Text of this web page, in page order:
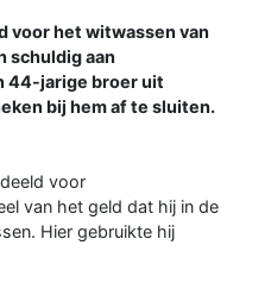
voor het witwassen van
schuldig aan
44-jarige broer uit
bij hem af te sluiten.
voor
van het geld dat hij in de
Hier gebruikte hij